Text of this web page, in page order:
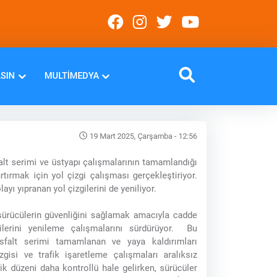
MULTIMEDYA
19 Mart 2025, Çarşamba - 12:56
serimi ve üstyapı çalışmalarının tamamlandığı
için yol çizgi çalışması gerçekleştiriyor.
yıpranan yol çizgilerini de yeniliyor.
güvenliğini sağlamak amacıyla cadde
yenileme çalışmalarını sürdürüyor. Bu
serimi tamamlanan ve yaya kaldırımları
ve trafik işaretleme çalışmaları aralıksız
düzeni daha kontrollü hale gelirken, sürücüler